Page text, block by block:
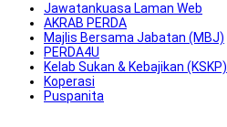
Jawatankuasa Laman Web
AKRAB PERDA
Majlis Bersama Jabatan (MBJ)
PERDA4U
Kelab Sukan & Kebajikan (KSKP)
Koperasi
Puspanita